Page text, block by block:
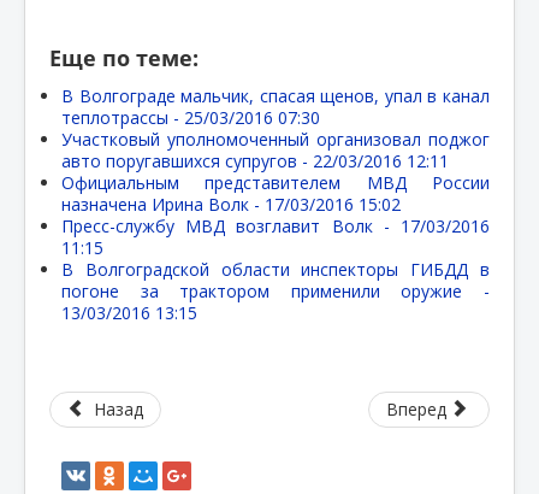
Еще по теме:
В Волгограде мальчик, спасая щенов, упал в канал
теплотрассы - 25/03/2016 07:30
Участковый уполномоченный организовал поджог
авто поругавшихся супругов - 22/03/2016 12:11
Официальным представителем МВД России
назначена Ирина Волк - 17/03/2016 15:02
Пресс-службу МВД возглавит Волк - 17/03/2016
11:15
В Волгоградской области инспекторы ГИБДД в
погоне за трактором применили оружие -
13/03/2016 13:15
Назад Вперед